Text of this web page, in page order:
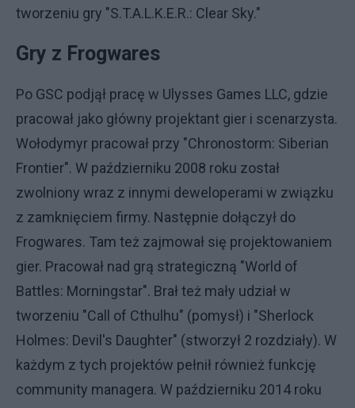
tworzeniu gry "S.T.A.L.K.E.R.: Clear Sky."
Gry z Frogwares
Po GSC podjął pracę w Ulysses Games LLC, gdzie
pracował jako główny projektant gier i scenarzysta.
Wołodymyr pracował przy "Chronostorm: Siberian
Frontier". W październiku 2008 roku został
zwolniony wraz z innymi deweloperami w związku
z zamknięciem firmy. Następnie dołączył do
Frogwares. Tam też zajmował się projektowaniem
gier. Pracował nad grą strategiczną "World of
Battles: Morningstar". Brał też mały udział w
tworzeniu "Call of Cthulhu" (pomysł) i "Sherlock
Holmes: Devil's Daughter" (stworzył 2 rozdziały). W
każdym z tych projektów pełnił również funkcję
community managera. W październiku 2014 roku